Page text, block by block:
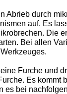
Abrieb durch
auf. Es
Die
Bei allen
Furche und
Es kommt
es bei